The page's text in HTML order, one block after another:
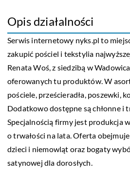
Opis działalności
Serwis internetowy nyks.pl to
zakupić pościel i tekstylia
Renata Woś, z siedzibą w
oferowanych tu produktów. W
pościele, prześcieradła, poszewki,
Dodatkowo dostępne są chłonne i
Specjalnością firmy jest produkcja
o trwałości na lata. Oferta
dzieci i niemowląt oraz bogaty
satynowej dla dorosłych.